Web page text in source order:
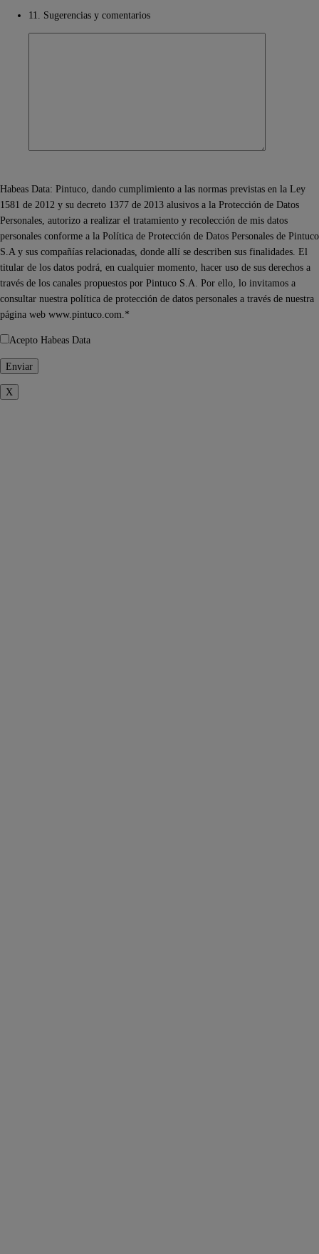
11. Sugerencias y comentarios
Habeas Data: Pintuco, dando cumplimiento a las normas previstas en la Ley
1581 de 2012 y su decreto 1377 de 2013 alusivos a la Protección de Datos
Personales, autorizo a realizar el tratamiento y recolección de mis datos
personales conforme a la Política de Protección de Datos Personales de Pintuco
S.A y sus compañías relacionadas, donde allí se describen sus finalidades. El
titular de los datos podrá, en cualquier momento, hacer uso de sus derechos a
través de los canales propuestos por Pintuco S.A. Por ello, lo invitamos a
consultar nuestra política de protección de datos personales a través de nuestra
página web www.pintuco.com.*
Acepto Habeas Data
X